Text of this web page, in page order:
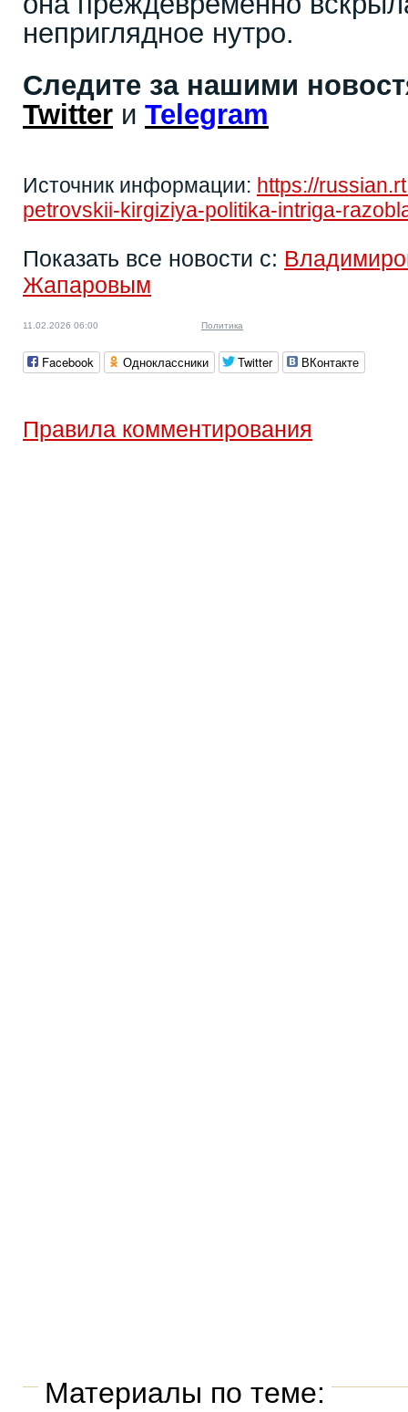
неприглядное нутро.
Следите за нашими
Twitter и Telegram
Источник информации: https://
petrovskii-kirgiziya-politika-intriga-
Показать все новости с:
Жапаровым
11.02.2026 06:00 Политика
Facebook Одноклассники Twitter ВКонтакте
Правила комментирования
Материалы по теме: